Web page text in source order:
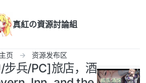
真紅の資源討論組
页 资源发布区
步兵/PC]旅店，酒